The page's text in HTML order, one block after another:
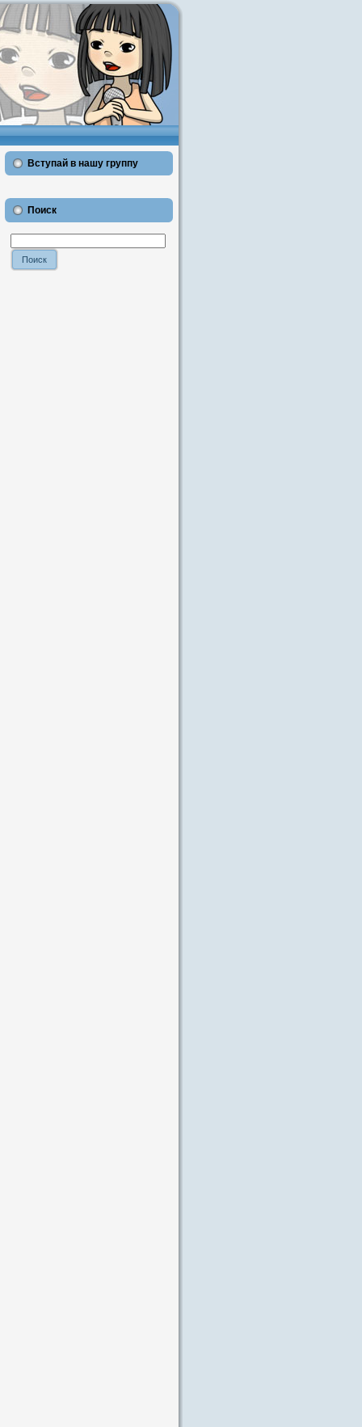
Вступай в нашу группу
Поиск